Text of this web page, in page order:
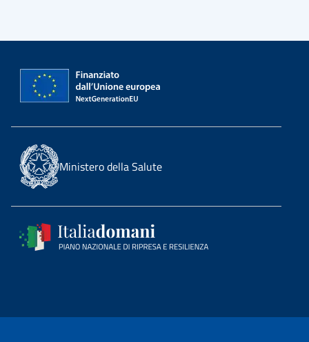
Ministero della Salute